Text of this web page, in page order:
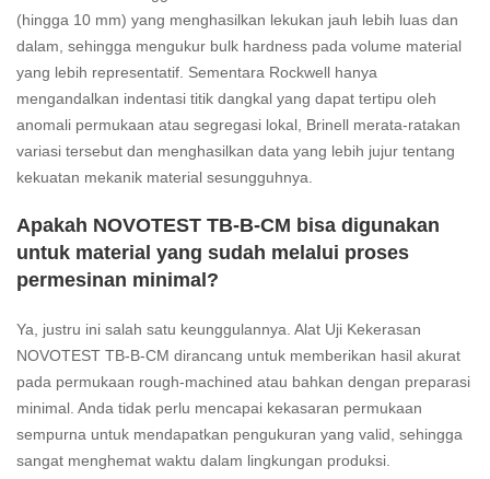
(hingga 10 mm) yang menghasilkan lekukan jauh lebih luas dan
dalam, sehingga mengukur bulk hardness pada volume material
yang lebih representatif. Sementara Rockwell hanya
mengandalkan indentasi titik dangkal yang dapat tertipu oleh
anomali permukaan atau segregasi lokal, Brinell merata-ratakan
variasi tersebut dan menghasilkan data yang lebih jujur tentang
kekuatan mekanik material sesungguhnya.
Apakah NOVOTEST TB-B-CM bisa digunakan
untuk material yang sudah melalui proses
permesinan minimal?
Ya, justru ini salah satu keunggulannya. Alat Uji Kekerasan
NOVOTEST TB-B-CM dirancang untuk memberikan hasil akurat
pada permukaan rough-machined atau bahkan dengan preparasi
minimal. Anda tidak perlu mencapai kekasaran permukaan
sempurna untuk mendapatkan pengukuran yang valid, sehingga
sangat menghemat waktu dalam lingkungan produksi.